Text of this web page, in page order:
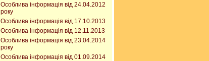
Особлива інформація від 24.04.2012
року
Особлива інформація від 17.10.2013
Особлива інформація від 12.11.2013
Особлива інформація від 23.04.2014
року
Особлива інформація від 01.09.2014